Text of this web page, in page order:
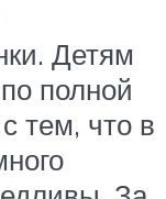
Детям
полной
тем, что в